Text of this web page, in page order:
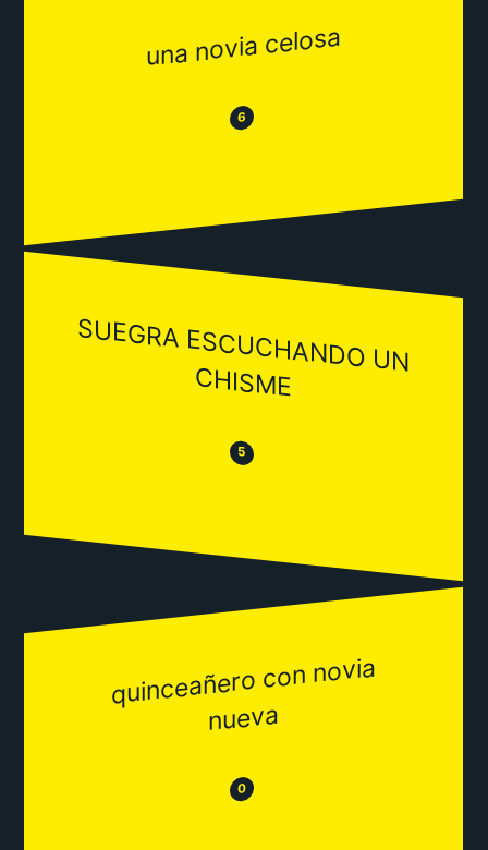
una novia celosa
😒 6 😂
SUEGRA ESCUCHANDO UN
CHISM
E
😒 5 😂
quinceañero con novia
nueva
😒 0 😂